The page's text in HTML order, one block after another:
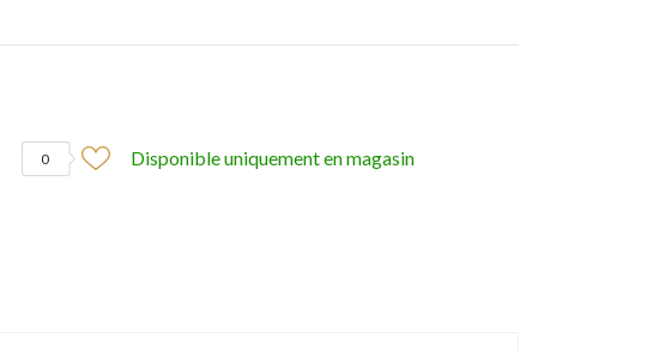
0 Disponible uniquement en magasin